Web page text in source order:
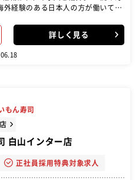
外経験のある日本人の方が働いてい
然と学ぶことのできる環境です。
で一緒に当店を、金沢を盛り上げ
ーの私が言うんだから自分らしく
詳しく見る
もん寿司
白山インター店
正社員採用特典対象求人